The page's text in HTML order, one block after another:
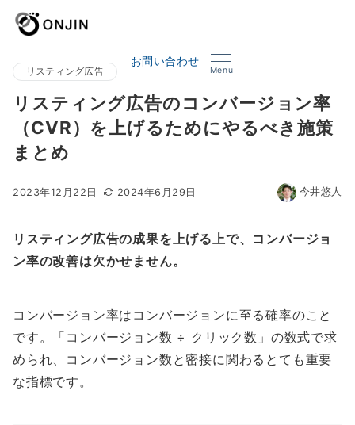
お問い合わせ
Menu
リスティング広告
リスティング広告のコンバージョン率
（CVR）を上げるためにやるべき施策
まとめ
2023年12月22日 2024年6月29日 今井悠人
リスティング広告の成果を上げる上で、コンバージョ
ン率の改善は欠かせません。
コンバージョン率はコンバージョンに至る確率のこと
です。「コンバージョン数 ÷ クリック数」の数式で求
められ、コンバージョン数と密接に関わるとても重要
な指標です。